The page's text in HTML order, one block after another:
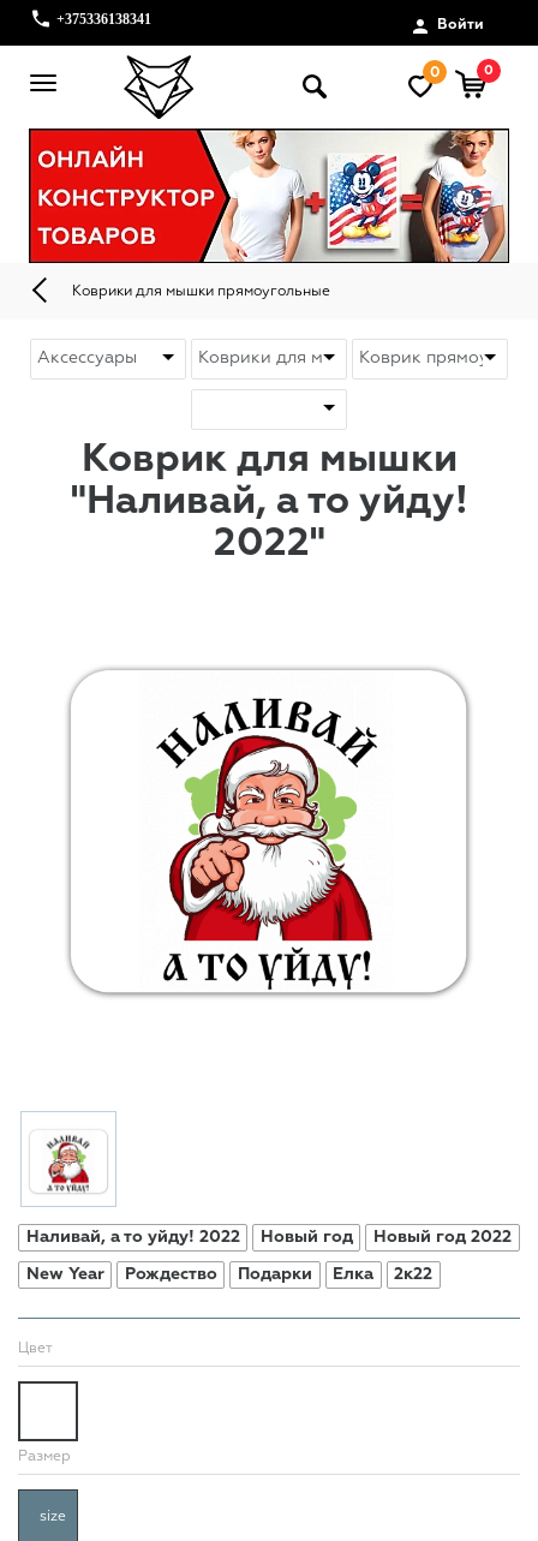
+375336138341 Войти
0 0
Коврики для мышки прямоугольные
Коврик для мышки
"Наливай, а то уйду!
2022"
Наливай, а то уйду! 2022 Новый год Новый год 2022
New Year Рождество Подарки Елка 2к22
Цвет
Размер
size